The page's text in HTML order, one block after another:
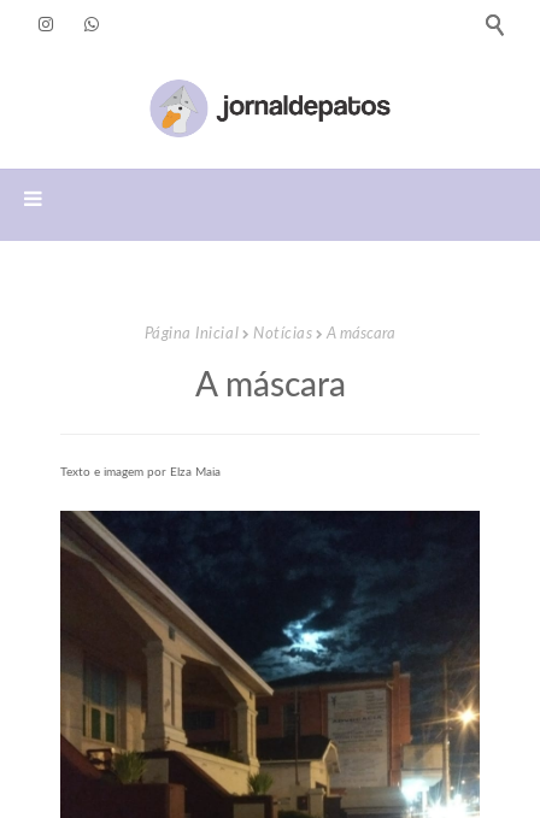
Página Inicial Notícias A máscara
A máscara
Texto e imagem por Elza Maia